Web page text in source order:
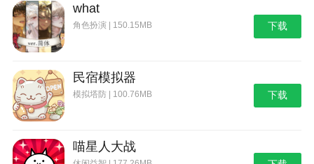
5、建筑：
建筑指防御塔型，资源型，功能型建筑。
塔，主要包括：1机枪，2导弹，3激光，4火箭弹。前期
比较实用的阵型是，以四个防御塔为一组，四个防御塔
分别为机枪塔，导弹塔，激光塔，火箭弹塔。基座只要
推荐建造。
what
角色扮演 | 150.15MB 下载
民宿模拟器
模拟塔防 | 100.76MB 下载
喵星人大战